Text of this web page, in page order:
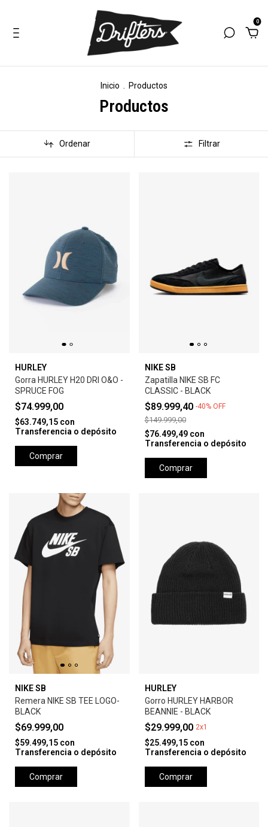
0
Inicio Productos
Productos
Ordenar Filtrar
HURLEY
Gorra HURLEY H20 DRI O&O -
SPRUCE FOG
$74.999,00
$63.749,15 con
Transferencia o depósito
Comprar
NIKE SB
Zapatilla NIKE SB FC
CLASSIC - BLACK
$89.999,40 -40% OFF
$149.999,00
$76.499,49 con
Transferencia o depósito
Comprar
NIKE SB
Remera NIKE SB TEE LOGO-
BLACK
$69.999,00
$59.499,15 con
Transferencia o depósito
Comprar
HURLEY
Gorro HURLEY HARBOR
BEANNIE - BLACK
$29.999,00 2x1
$25.499,15 con
Transferencia o depósito
Comprar